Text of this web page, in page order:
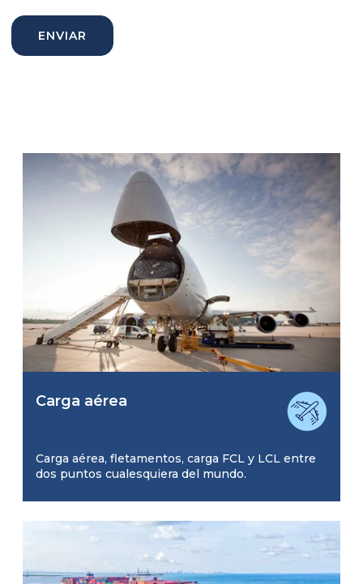
Carga aérea
Carga aérea, fletamentos, carga FCL y LCL entre
dos puntos cualesquiera del mundo.